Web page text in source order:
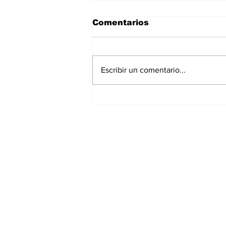
Comentarios
Escribir un comentario...